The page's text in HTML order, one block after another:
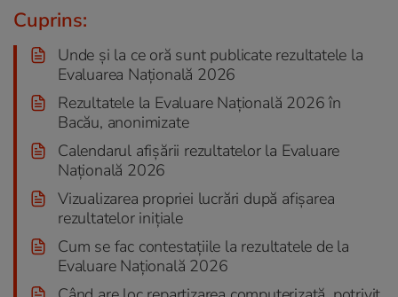
Cuprins:
Unde și la ce oră sunt publicate rezultatele la
Evaluarea Națională 2026
Rezultatele la Evaluare Națională 2026 în
Bacău, anonimizate
Calendarul afișării rezultatelor la Evaluare
Națională 2026
Vizualizarea propriei lucrări după afișarea
rezultatelor inițiale
Cum se fac contestațiile la rezultatele de la
Evaluare Națională 2026